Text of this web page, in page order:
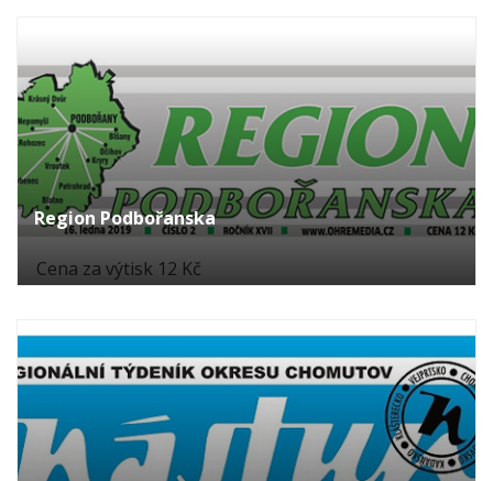
Region Podbořanska
Cena za výtisk 12 Kč